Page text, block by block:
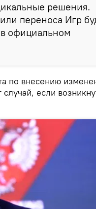
решения.
переноса Игр
официальном
по внесению
если